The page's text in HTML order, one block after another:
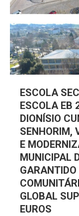
ESCOLA
ESCOLA EB
DIONÍSIO
SENHORIM,
E
MUNICIPAL
GARANTIDO
GLOBAL
EUROS